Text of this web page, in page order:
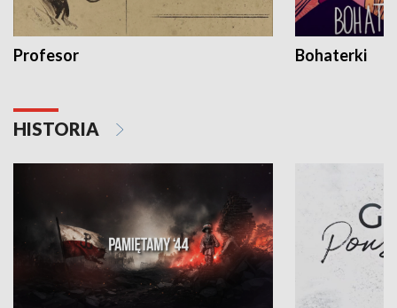
Profesor Bohaterki
HISTORIA